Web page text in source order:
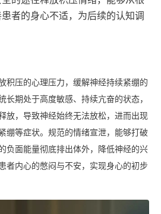
者的身心不适，为后续的认知调
积压的心理压力，缓解神经持续紧绷的
长期处于高度敏感、持续亢奋的状态，
放，导致神经始终无法放松，进而出现
绷等症状。规范的情绪宣泄，能够打破
负面能量彻底排出体外，降低神经的兴
者内心的憋闷与不安，实现身心的初步